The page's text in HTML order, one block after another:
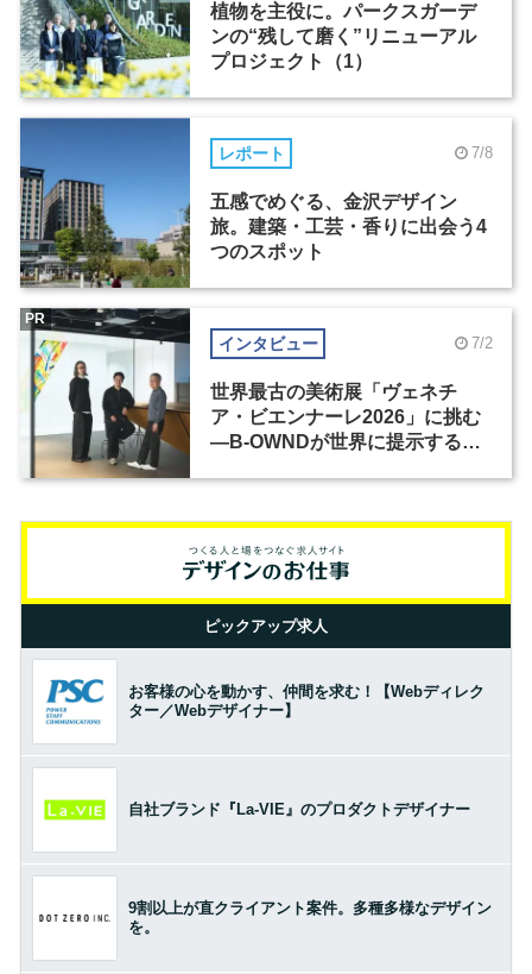
植物を主役に。パークスガーデ
ンの“残して磨く”リニューアル
プロジェクト（1）
レポート 7/8
五感でめぐる、金沢デザイン
旅。建築・工芸・香りに出会う4
つのスポット
インタビュー 7/2
世界最古の美術展「ヴェネチ
ア・ビエンナーレ2026」に挑む
―B-OWNDが世界に提示する美
PR
ピックアップ求人
お客様の心を動かす、仲間を求む！【Webディレク
ター／Webデザイナー】
自社ブランド『La-VIE』のプロダクトデザイナー
9割以上が直クライアント案件。多種多様なデザイン
を。